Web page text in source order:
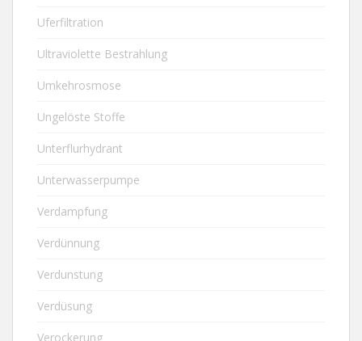
Uferfiltration
Ultraviolette Bestrahlung
Umkehrosmose
Ungelöste Stoffe
Unterflurhydrant
Unterwasserpumpe
Verdampfung
Verdünnung
Verdunstung
Verdüsung
Verockerung